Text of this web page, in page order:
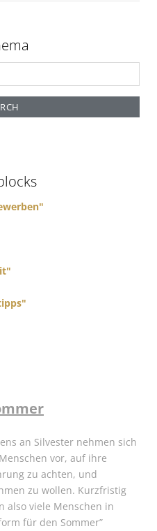
an Silvester nehmen sich
vor, auf ihre
zu achten, und
zu wollen. Kurzfristig
also viele Menschen in
für den Sommer”